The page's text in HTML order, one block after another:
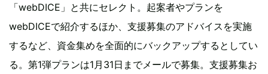
「webDICE」と共にセレクト。起案者やプランを
webDICEで紹介するほか、支援募集のアドバイスを実施
するなど、資金集めを全面的にバックアップするとしてい
る。第1弾プランは1月31日までメールで募集。支援募集お